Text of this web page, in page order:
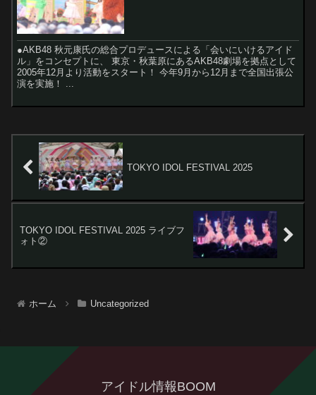
●AKB48 秋元康氏の総合プロデュースによる「会いにいけるアイド
ル」をコンセプトに、 東京・秋葉原にあるAKB48劇場を拠点として
2005年12月より活動をスタート！ 今年9月から12月まで全国出張公
演を実施！ ...
TOKYO IDOL FESTIVAL 2025
TOKYO IDOL FESTIVAL 2025 ライブフ
ォト②
ホーム Uncategorized
アイドル情報BOOM